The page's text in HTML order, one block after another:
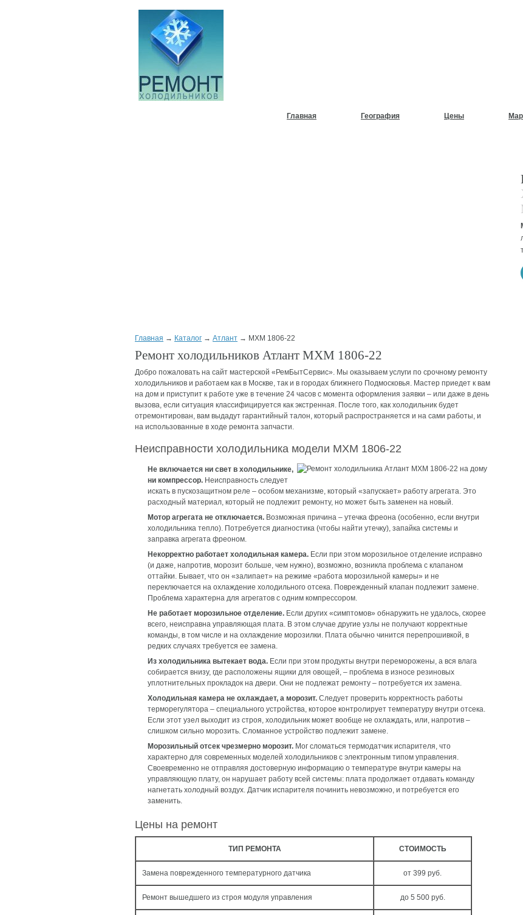
Главная География Цены
Главная → Каталог → Атлант → МХМ 1806-22
Ремонт холодильников Атлант МХМ 1806-22
Добро пожаловать на сайт мастерской «РемБытСервис». Мы оказываем услуги по срочному ремонту
холодильников и работаем как в Москве, так и в городах ближнего Подмосковья. Мастер приедет к вам
на дом и приступит к работе уже в течение 24 часов с момента оформления заявки – или даже в день
вызова, если ситуация классифицируется как экстренная. После того, как холодильник будет
отремонтирован, вам выдадут гарантийный талон, который распространяется и на сами работы, и
на использованные в ходе ремонта запчасти.
Неисправности холодильника модели МХМ 1806-22
Не включается ни свет в холодильнике,
ни компрессор. Неисправность следует
искать в пускозащитном реле – особом механизме, который «запускает» работу агрегата. Это
расходный материал, который не подлежит ремонту, но может быть заменен на новый.
Мотор агрегата не отключается. Возможная причина – утечка фреона (особенно, если внутри
холодильника тепло). Потребуется диагностика (чтобы найти утечку), запайка системы и
заправка агрегата фреоном.
Некорректно работает холодильная камера. Если при этом морозильное отделение исправно
(и даже, напротив, морозит больше, чем нужно), возможно, возникла проблема с клапаном
оттайки. Бывает, что он «залипает» на режиме «работа морозильной камеры» и не
переключается на охлаждение холодильного отсека. Поврежденный клапан подлежит замене.
Проблема характерна для агрегатов с одним компрессором.
Не работает морозильное отделение. Если других «симптомов» обнаружить не удалось, скорее
всего, неисправна управляющая плата. В этом случае другие узлы не получают корректные
команды, в том числе и на охлаждение морозилки. Плата обычно чинится перепрошивкой, в
редких случаях требуется ее замена.
Из холодильника вытекает вода. Если при этом продукты внутри переморожены, а вся влага
собирается внизу, где расположены ящики для овощей, – проблема в износе резиновых
уплотнительных прокладок на двери. Они не подлежат ремонту – потребуется их замена.
Холодильная камера не охлаждает, а морозит. Следует проверить корректность работы
терморегулятора – специального устройства, которое контролирует температуру внутри отсека.
Если этот узел выходит из строя, холодильник может вообще не охлаждать, или, напротив –
слишком сильно морозить. Сломанное устройство подлежит замене.
Морозильный отсек чрезмерно морозит. Мог сломаться термодатчик испарителя, что
характерно для современных моделей холодильников с электронным типом управления.
Своевременно не отправляя достоверную информацию о температуре внутри камеры на
управляющую плату, он нарушает работу всей системы: плата продолжает отдавать команду
нагнетать холодный воздух. Датчик испарителя починить невозможно, и потребуется его
заменить.
Цены на ремонт
ТИП РЕМОНТА СТОИМОСТЬ
Замена поврежденного температурного датчика от 399 руб.
Ремонт вышедшего из строя модуля управления до 5 500 руб.